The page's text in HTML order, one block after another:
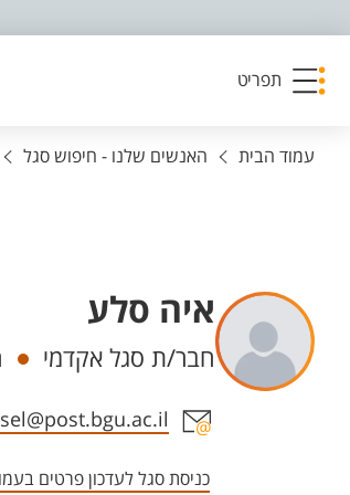
תפריט
עמוד הבית האנשים שלנו - חיפוש סגל
איה סלע
יחידות
חבר/ת סגל אקדמי
אזור צור קשר עם
כניסת סגל לעדכון פרטים